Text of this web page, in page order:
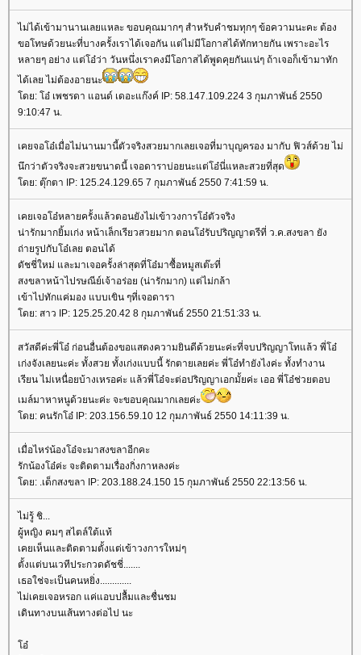
ไม่ได้เข้ามานานเลยแหละ ขอบคุณมากๆ สำหรับคำชมทุกๆ ข้อความนะคะ ต้อง
ขอโทษด้วยนะที่บางครั้งเราได้เจอกัน แต่ไม่มีโอกาสได้ทักทายกัน เพราะอะไร
หลายๆ อย่าง แต่โอ๋ว่า วันหนึ่งเราคงมีโอกาสได้พูดคุยกันแน่ๆ ถ้าเจอก็เข้ามาทัก
ได้เลย ไม่ต้องอายนะ
โดย: โอ๋ เพชรดา แอนด์ เดอะแก๊งค์ IP: 58.147.109.224 3 กุมภาพันธ์ 2550
9:10:47 น.
เคยจอโอ๋เมื่อไม่นานมานี้ตัวจริงสวยมากเลยเจอที่มาบุญครอง มากับ ฟิวส์ด้วย ไม่
นึกว่าตัวจริงจะสวยขนาดนี้ เจอดาราบ่อยนะแต่โอ๋นี่แหละสวยที่สุด
โดย: ตุ๊กตา IP: 125.24.129.65 7 กุมภาพันธ์ 2550 7:41:59 น.
เคยเจอโอ๋หลายครั้งแล้วตอนยังไม่เข้าวงการโอ๋ตัวจริง
น่ารักมากยิ้มเก่ง หน้าเล็กเรียวสวยมาก ตอนโอ๋รับปริญญาตรีที่ ว.ค.สงขลา ยัง
ถ่ายรูปกับโอ๋เลย ตอนได้
ดัชชี่ใหม่ และมาเจอครั้งล่าสุดที่โอ๋มาซื้อหมูสเต๊ะที่
สงขลาหน้าไปรษณีย์เจ้าอร่อย (น่ารักมาก) แต่ไม่กล้า
เข้าไปทักแค่มอง แบบเขิน ๆที่เจอดารา
โดย: สาว IP: 125.25.20.42 8 กุมภาพันธ์ 2550 21:51:33 น.
สวัสดีค่ะพี่โอ๋ ก่อนอื่นต้องขอแสดงความยินดีด้วยนะค่ะที่จบปริญญาโทแล้ว พี่โอ๋
เก่งจังเลยนะค่ะ ทั้งสวย ทั้งเก่งแบบนี้ รักตายเลยค่ะ พี่โอ๋ทำยังไงค่ะ ทั้งทำงาน
เรียน ไม่เหนื่อยบ้างเหรอค่ะ แล้วพี่โอ๋จะต่อปริญญาเอกมั้ยค่ะ เออ พี่โอ๋ช่วยตอบ
เมล์มาหาหนูด้วยนะค่ะ จะขอบคุณมากเลยค่ะ
โดย: คนรักโอ๋ IP: 203.156.59.10 12 กุมภาพันธ์ 2550 14:11:39 น.
เมื่อไหร่น้องโอ๋จะมาสงขลาอีกคะ
รักน้องโอ๋ค่ะ จะติดตามเรื่องกิ่งกาหลงค่ะ
โดย: .เด็กสงขลา IP: 203.188.24.150 15 กุมภาพันธ์ 2550 22:13:56 น.
ไม่รู้ ชิ...
ผู้หญิง คมๆ สไตล์ใต้แท้
เคยเห็นและติดตามตั้งแต่เข้าวงการใหม่ๆ
ตั้งแต่บนเวทีประกวดดัชชี่.......
เธอใช่จะเป็นคนหยิ่ง.............
ไม่เคยเจอหรอก แค่แอบปลื้มและชื่นชม
เดินทางบนเส้นทางต่อไป นะ
โอ๋